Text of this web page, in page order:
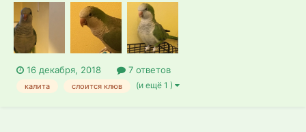
петрушку.Даем витамины Beaphar complex.Попугай очень
пугливый,но активный весь день проводит вне клетки.В
целом хорошо ест и спит , не чешется.Подска...
16 декабря, 2018 7 ответов
калита слоится клюв (и ещё 1 )